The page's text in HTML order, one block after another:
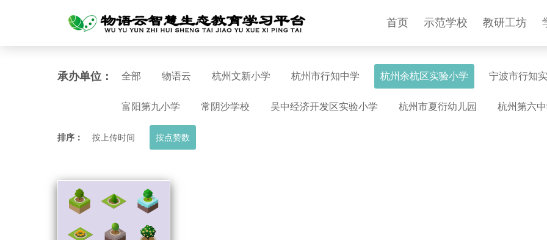
首页 示范学校 教研工坊
承办单位： 全部 物语云 杭州文新小学 杭州市行知中学 杭州余杭区实验小学 宁波市行知
富阳第九小学 常阴沙学校 吴中经济开发区实验小学 杭州市夏衍幼儿园 杭州第六
排序： 按上传时间 按点赞数